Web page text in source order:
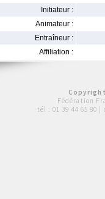
Initiateur :
Animateur :
Entraîneur :
Affiliation :
Fédération
tél : 01 39 44 65 80 |